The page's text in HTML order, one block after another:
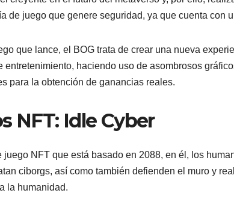
de juego que genere seguridad, ya que cuenta con
que lance, el BOG trata de crear una nueva
entretenimiento, haciendo uso de asombrosos
para la obtención de ganancias reales.
NFT: Idle Cyber
juego NFT que está basado en 2088, en él, los
ciborgs, así como también defienden el muro y
la humanidad.